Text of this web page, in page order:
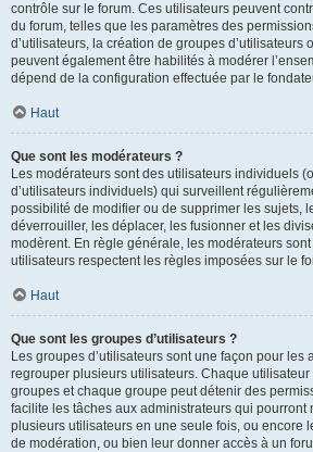
contrôle sur le forum. Ces utilisateurs peuvent
du forum, telles que les paramètres des
d’utilisateurs, la création de groupes d’utilisateurs
peuvent également être habilités à modérer
dépend de la configuration effectuée par le
Haut
Que sont les modérateurs ?
Les modérateurs sont des utilisateurs individuels
d’utilisateurs individuels) qui surveillent
possibilité de modifier ou de supprimer les sujets,
déverrouiller, les déplacer, les fusionner et les
modèrent. En règle générale, les modérateurs
utilisateurs respectent les règles imposées sur le
Haut
Que sont les groupes d’utilisateurs ?
Les groupes d’utilisateurs sont une façon pour les
regrouper plusieurs utilisateurs. Chaque
groupes et chaque groupe peut détenir des
facilite les tâches aux administrateurs qui pourront
plusieurs utilisateurs en une seule fois, ou encore
de modération, ou bien leur donner accès à un